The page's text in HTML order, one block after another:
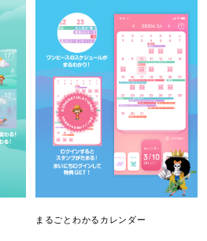
まるごとわかるカレンダー